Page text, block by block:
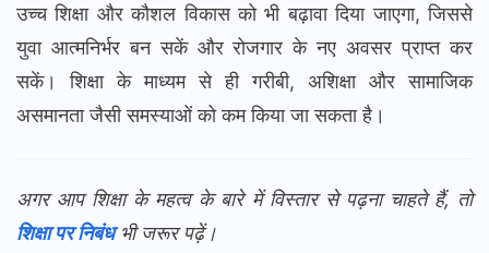
उच्च शिक्षा और कौशल विकास को भी बढ़ावा दिया जाएगा, जिससे
युवा आत्मनिर्भर बन सकें और रोजगार के नए अवसर प्राप्त कर
सकें। शिक्षा के माध्यम से ही गरीबी, अशिक्षा और सामाजिक
असमानता जैसी समस्याओं को कम किया जा सकता है।
अगर आप शिक्षा के महत्व के बारे में विस्तार से पढ़ना चाहते हैं, तो
शिक्षा पर निबंध भी जरूर पढ़ें।